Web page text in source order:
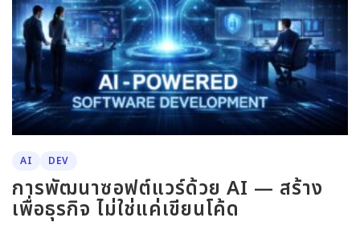
AI DEV
การพัฒนาซอฟต์แวร์ด้วย AI — สร้าง
เพื่อธุรกิจ ไม่ใช่แค่เขียนโค้ด